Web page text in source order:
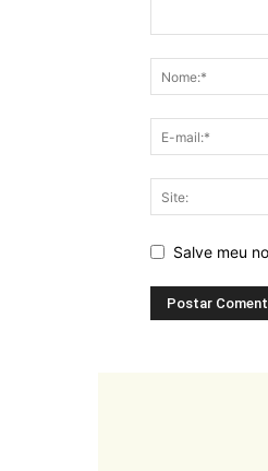
Salve meu